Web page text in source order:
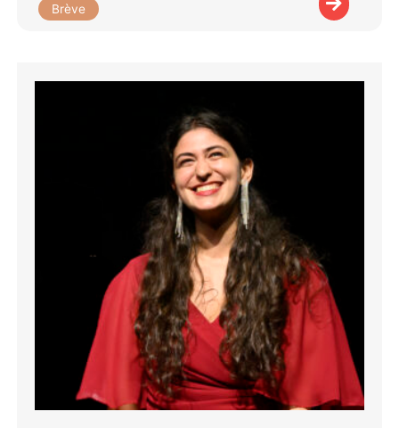
Brève